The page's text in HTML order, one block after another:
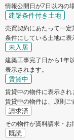
情報公開日が7日以内の
建築条件付き土地
売買契約にあたって一
条件にしている土地に表
未入居
建築工事完了日から1年
表示されます。
賃貸中
賃貸中の物件に表示され
賃貸中の物件は、原則ご
請求済
その物件が資料請求・お
既読